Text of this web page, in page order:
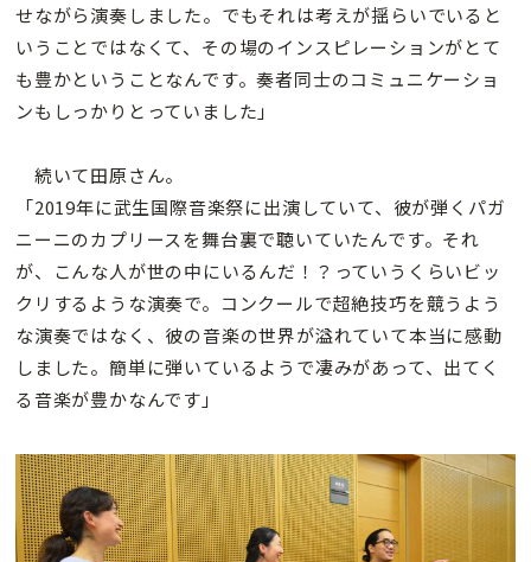
せながら演奏しました。でもそれは考えが揺らいでいると
いうことではなくて、その場のインスピレーションがとて
も豊かということなんです。奏者同士のコミュニケーショ
ンもしっかりとっていました」
続いて田原さん。
「2019年に武生国際音楽祭に出演していて、彼が弾くパガ
ニーニのカプリースを舞台裏で聴いていたんです。それ
が、こんな人が世の中にいるんだ！？っていうくらいビッ
クリするような演奏で。コンクールで超絶技巧を競うよう
な演奏ではなく、彼の音楽の世界が溢れていて本当に感動
しました。簡単に弾いているようで凄みがあって、出てく
る音楽が豊かなんです」